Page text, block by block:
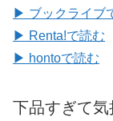
▶ ブックライブ
▶ Renta!で読む
▶ hontoで読む
下品すぎて